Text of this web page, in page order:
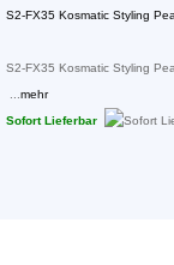
S2-FX35 Kosmatic Styling
S2-FX35 Kosmatic Styling
mehr
Sofort Lieferbar